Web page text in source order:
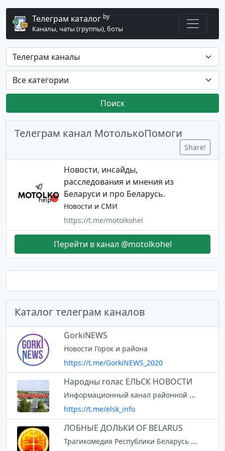
Телеграм каталог by
Каналы, чаты (группы), боты
Поиск
Телеграм канал МотолькоПомоги
Share!
Новости, инсайды,
расследования и мнения из
Беларуси и про Беларусь.
Новости и СМИ
https://t.me/motolkohel
Перейти в канал @motolkohel
Каталог телеграм каналов
GorkiNEWS
Новости Горок и района
https://t.me/GorkiNEWS_2020
Народны голас ЕЛЬСК НОВОСТИ
Информационный канал районной газеты г. Ельска http://www.yelsk.by/
https://t.me/elsk_info
ЛОБНЫЕ ДОЛЬКИ OF BELARUS
Трагикомедия Республики Беларусь / Tragicomedy Of The Republic Of Belarus. Информация о Беларуси и беларусах в одной ленте! Рекомендовано выключать уведомления!